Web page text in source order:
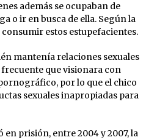
además se ocupaban de
o ir en busca de ella. Según la
estos estupefacientes.
mantenía relaciones sexuales
que visionara con
por lo que el chico
sexuales inapropiadas para
prisión, entre 2004 y 2007, la